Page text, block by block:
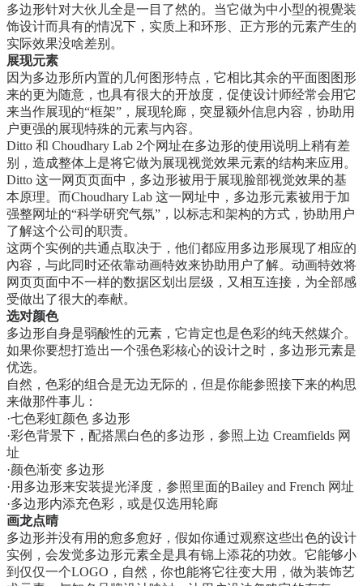
多边形针对大伙儿全是一目了然的。当它做为中小型的視覺装
饰设计而具有的情况下，实质上和环形、正方形的元素产生的
实际效果没啥差别。
展现元素
因为多边形所内置的几何图形特点，它相比其余的平面图图形
来的更为随意，也具有很大的开放度，促使设计师经常会用它
来当作展现的“框架”，展现轮廊，突显额外信息内容，协助用
户更强的展现特殊的元素与內容。
Ditto 和 Choudhary Lab 2个网址在多边形的使用说明上稍有差
别，造成整体上是将它做为展现视觉效果元素的结构来应用。
Ditto 这一网页页面中，多边形被用于展现脸部视觉效果的基
本原理。而Choudhary Lab 这一网址中，多边形元素被用于加
强整网址的“科学研究气氛”，以标志和架构的方式，协助用户
了解这个公司的职责。
这两个实例的共通点取决于，他们都应用多边形展现了相应的
內容，与此同时还依靠动画特效来协助用户了解。动画特效将
网页页面中不一样的数据区划出层级，又相互连接，为全部感
受做出了很大的奉献。
选对颜色
多边形自身是弱酸性的元素，它肯定也是色彩的纯天然媒介。
如果你要想打造出一个强色彩核心的设计之时，多边形元素是
优选。
自然，色彩的组合是无边无际的，但是你能参照接下来的构思
来做那件事儿：
·七色彩虹颜色 多边形
·彩色背景下，配搭黑白色的多边形，参照上边 Creamfields 网
址
·颜色渐变 多边形
·用多边形来安装提光泽度，参照里面的Bailey and French 网址
·多边形内添充色彩，或是仅选用轮廊
画龙点晴
多边形并没有用的愈多愈好，假如你通过观察这些出色的设计
实例，会发觉多边形元素全是具有锦上添花的功效。它能够小
到仅仅一个LOGO，自然，你也能将它往变大用，做为装饰艺